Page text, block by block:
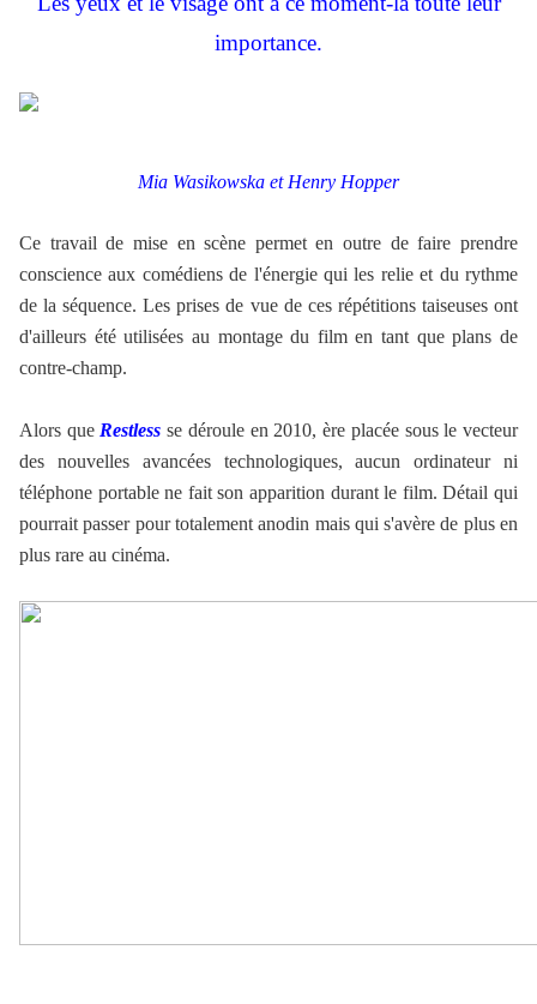
importance.
Mia Wasikowska et Henry Hopper
Ce travail de mise en scène permet en outre de faire prendre
conscience aux comédiens de l'énergie qui les relie et du rythme
de la séquence. Les prises de vue de ces répétitions taiseuses ont
d'ailleurs été utilisées au montage du film en tant que plans de
contre-champ.
Alors que Restless se déroule en 2010, ère placée sous le vecteur
des nouvelles avancées technologiques, aucun ordinateur ni
téléphone portable ne fait son apparition durant le film. Détail qui
pourrait passer pour totalement anodin mais qui s'avère de plus en
plus rare au cinéma.